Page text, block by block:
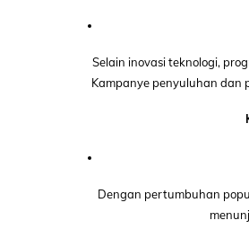
Selain inovasi teknologi,
Kampanye penyuluhan dan
Dengan pertumbuhan